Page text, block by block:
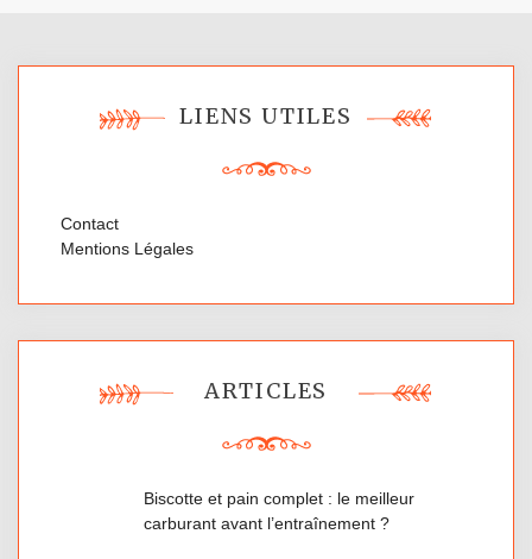
LIENS UTILES
Contact
Mentions Légales
ARTICLES
Biscotte et pain complet : le meilleur
carburant avant l’entraînement ?